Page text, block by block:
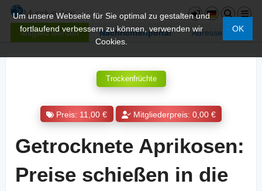
Mitglied werden Nachrichtenportal Adressen
Um unsere Webseite für Sie optimal zu gestalten und
fortlaufend verbessern zu können, verwenden wir
Cookies.
OK
Trockenfrüchte
Preis: 11,00 € Mitgliederpreis: 0,00 €
Getrocknete Aprikosen:
Preise schießen in die